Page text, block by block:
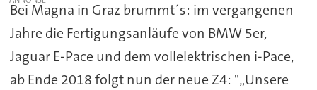
Bei Magna in Graz brummt´s: im vergangenen
Jahre die Fertigungsanläufe von BMW 5er,
Jaguar E-Pace und dem vollelektrischen i-Pace,
ab Ende 2018 folgt nun der neue Z4: "„Unsere